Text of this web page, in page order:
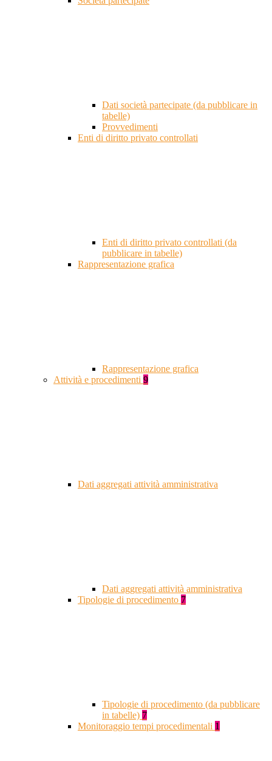
Dati società partecipate (da pubblicare in
tabelle)
Provvedimenti
Enti di diritto privato controllati
Enti di diritto privato controllati (da
pubblicare in tabelle)
Rappresentazione grafica
Rappresentazione grafica
Attività e procedimenti 9
Dati aggregati attività amministrativa
Dati aggregati attività amministrativa
Tipologie di procedimento 7
Tipologie di procedimento (da pubblicare
in tabelle) 7
Monitoraggio tempi procedimentali 1